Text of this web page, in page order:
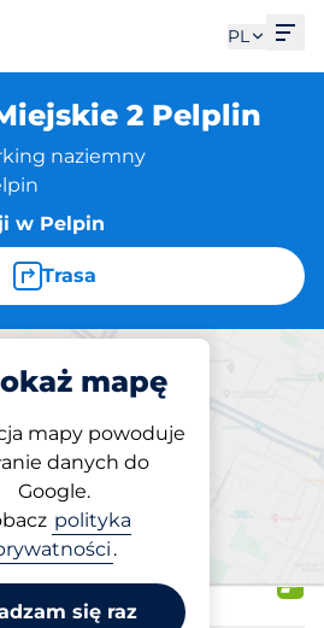
PL
2 Pelplin
naziemny
w Pelpin
Trasa
mapę
mapy powoduje
danych do
Google.
polityka
.
się raz
Parkuj
na miejscu
Miejskie 2